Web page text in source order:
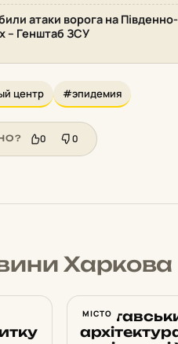
атаки ворога на Південно-
– Генштаб ЗСУ
центр #эпидемия
0 0
Харкова
МІСТО